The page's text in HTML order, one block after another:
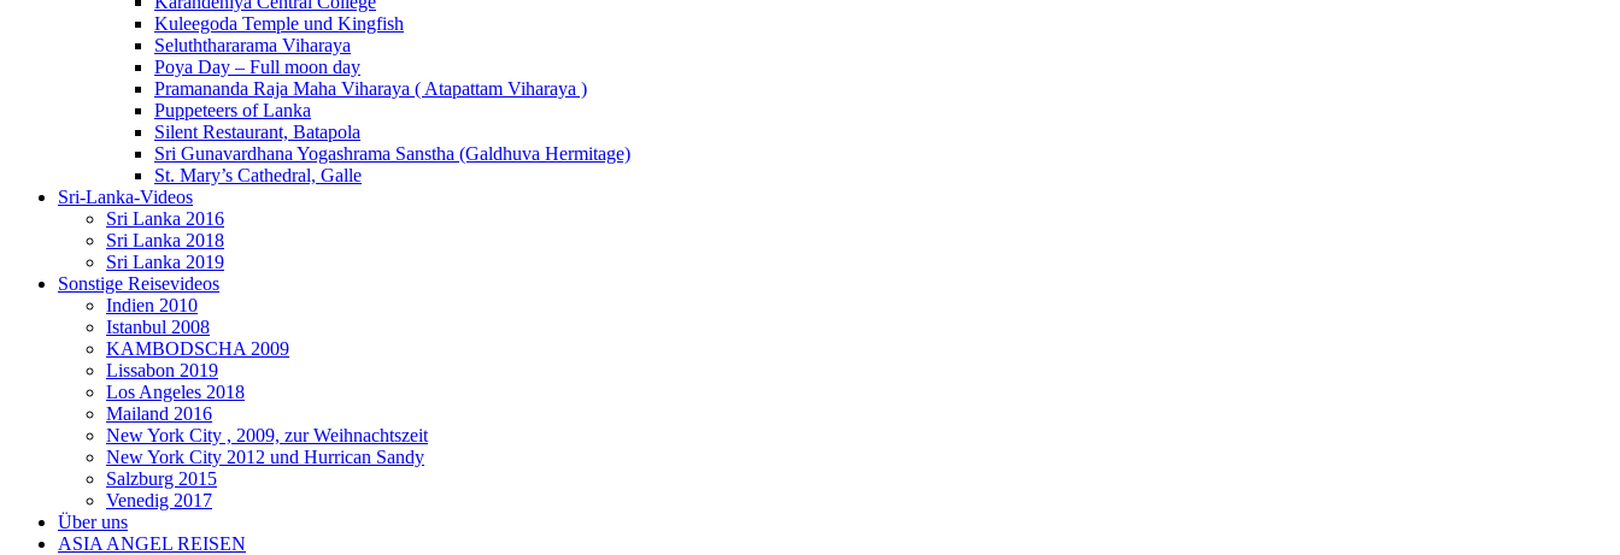
Kuleegoda Temple und Kingfish
Seluththararama Viharaya
Poya Day – Full moon day
Pramananda Raja Maha Viharaya ( Atapattam Viharaya )
Puppeteers of Lanka
Silent Restaurant, Batapola
Sri Gunavardhana Yogashrama Sanstha (Galdhuva Hermitage)
St. Mary’s Cathedral, Galle
Sri-Lanka-Videos
Sri Lanka 2016
Sri Lanka 2018
Sri Lanka 2019
Sonstige Reisevideos
Indien 2010
Istanbul 2008
KAMBODSCHA 2009
Lissabon 2019
Los Angeles 2018
Mailand 2016
New York City , 2009, zur Weihnachtszeit
New York City 2012 und Hurrican Sandy
Salzburg 2015
Venedig 2017
Über uns
ASIA ANGEL REISEN